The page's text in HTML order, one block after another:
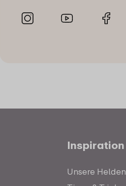
Inspiration
Unsere Helden